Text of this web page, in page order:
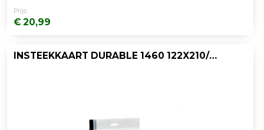
Prijs:
€ 20,99
INSTEEKKAART DURABLE 1460 122X210/PK 20